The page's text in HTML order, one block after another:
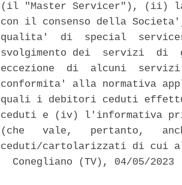
(il "Master Servicer"), (ii) la
con il consenso della
qualita'  di  special
svolgimento dei  servizi  di
eccezione  di  alcuni
conformita' alla normativa
quali i debitori ceduti
ceduti e (iv) l'informativa
(che   vale,   pertanto,
ceduti/cartolarizzati di cui
  Conegliano (TV), 04/05/2023